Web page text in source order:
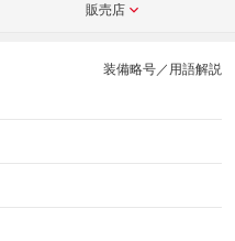
販売店
装備略号／用語解説